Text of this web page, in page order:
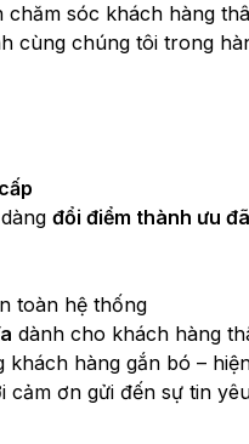
chăm sóc khách hàng
cùng chúng tôi trong
đổi điểm thành ưu
toàn hệ thống
dành cho khách hàng
hàng gắn bó –
ơn gửi đến sự tin